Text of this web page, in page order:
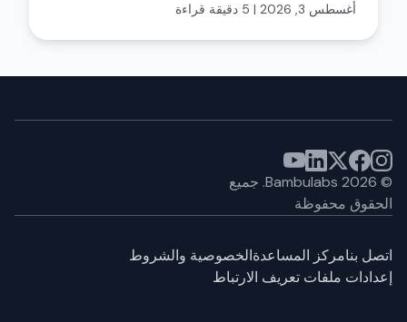
أغسطس 3, 2026 | 5 دقيقة قراءة
©
2026
جميع
الحقوق محفوظة
اتصل بنامركز المساعدةالخصوصية والشروط
إعدادات ملفات تعريف الارتباط